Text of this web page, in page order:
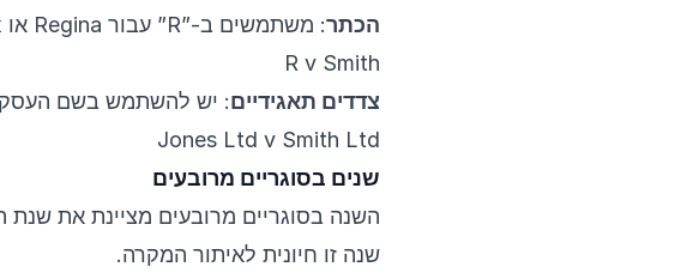
הכתר: משתמשים ב-”R” עבור Regina או Rex
R v Smith
צדדים תאגידיים: יש להשתמש בשם העסק
Jones Ltd v Smith Ltd
שנים בסוגריים מרובעים
השנה בסוגריים מרובעים מציינת את
שנה זו חיונית לאיתור המקרה.